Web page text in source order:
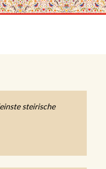
steirische